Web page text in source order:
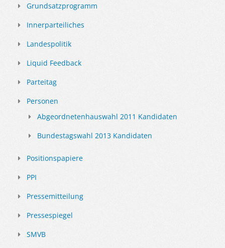
Grundsatzprogramm
Innerparteiliches
Landespolitik
Liquid Feedback
Parteitag
Personen
Abgeordnetenhauswahl 2011 Kandidaten
Bundestagswahl 2013 Kandidaten
Positionspapiere
PPI
Pressemitteilung
Pressespiegel
SMVB